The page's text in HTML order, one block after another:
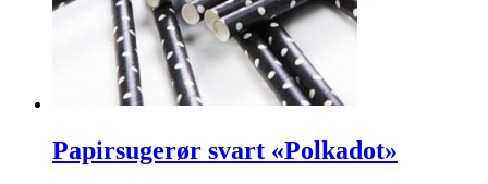
Papirsugerør svart «Polkadot»